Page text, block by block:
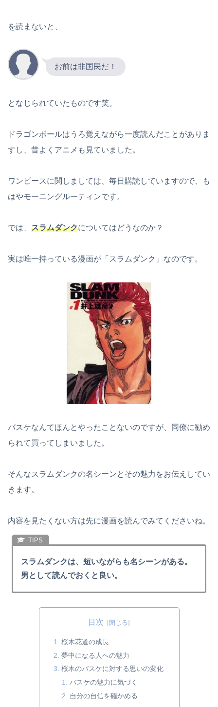
を読まないと、
お前は非国民だ！
となじられていたものです笑。
ドラゴンボールはうろ覚えながら一度読んだことがありま
すし、昔よくアニメも見ていました。
ワンピースに関しましては、毎日購読していますので、も
はやモーニングルーティンです。
では、 スラムダンクについてはどうなのか？
実は唯一持っている漫画が「スラムダンク」なのです。
バスケなんてほんとやったことないのですが、同僚に勧め
られて買ってしまいました。
そんなスラムダンクの名シーンとその魅力をお伝えしてい
きます。
内容を見たくない方は先に漫画を読んでみてくださいね。
スラムダンクは、短いながらも名シーンがある。
男として読んでおくと良い。
目次
桜木花道の成長
夢中になる人への魅力
桜木のバスケに対する思いの変化
バスケの魅力に気づく
自分の自信を確かめる